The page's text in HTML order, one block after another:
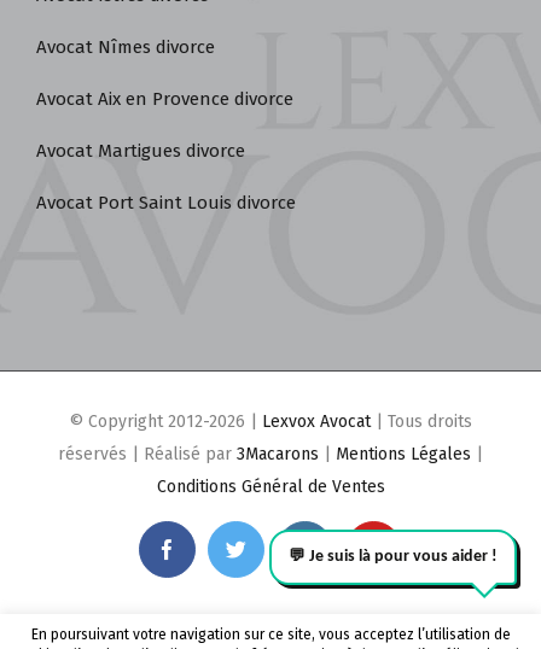
Avocat Nîmes divorce
Avocat Aix en Provence divorce
Avocat Martigues divorce
Avocat Port Saint Louis divorce
© Copyright 2012-2026 | Lexvox Avocat| Tous droits
réservés | Réalisé par 3Macarons | Mentions Légales |
Conditions Général de Ventes
facebook twitter instagramyoutube
En poursuivant votre navigation sur ce site, vous acceptez l’utilisation de
💬 Je suis là pour vous aider !